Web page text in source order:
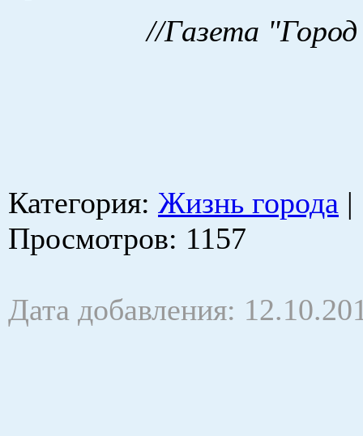
//Газета "Город
Категория: Жизнь города |
Просмотров: 1157
Дата добавления: